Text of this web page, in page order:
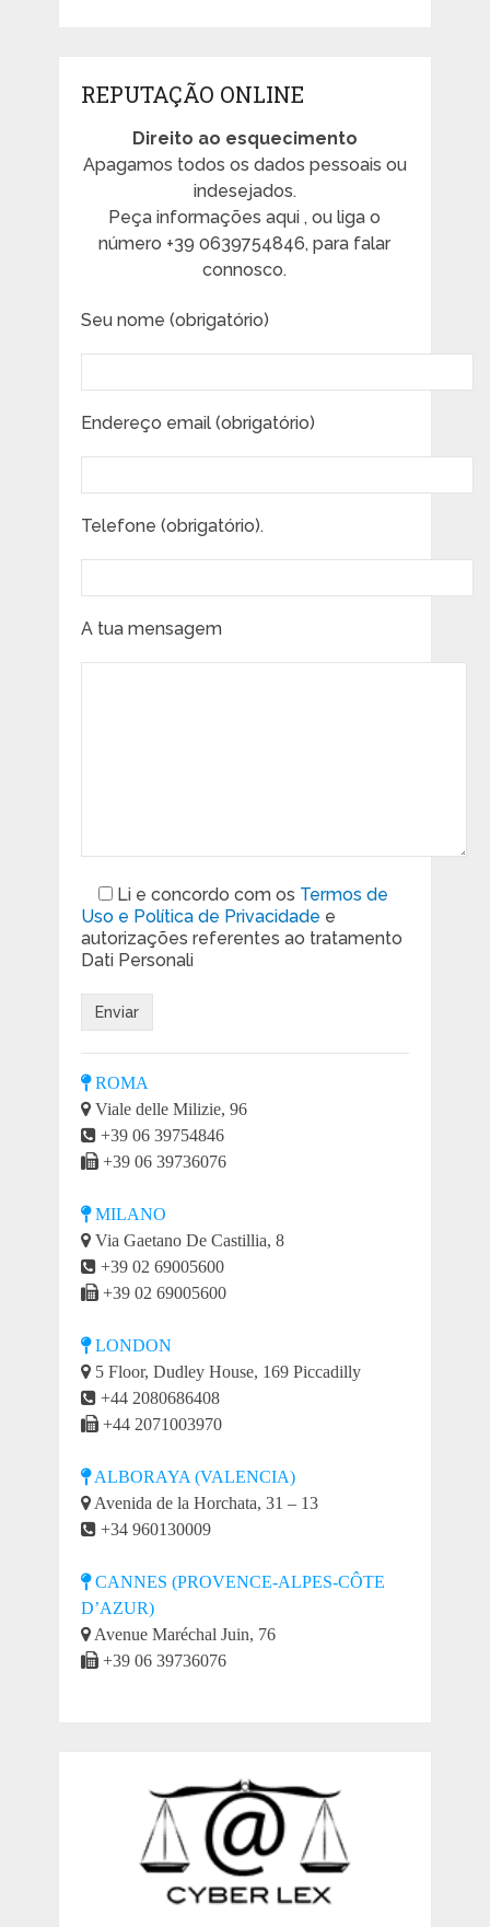
REPUTAÇÃO ONLINE
Direito ao esquecimento
Apagamos todos os dados pessoais ou
indesejados.
Peça informações aqui , ou liga o
número +39 0639754846, para falar
connosco.
Seu nome (obrigatório)
Endereço email (obrigatório)
Telefone (obrigatório).
A tua mensagem
Li e concordo com os Termos de
Uso e Política de Privacidade e
autorizações referentes ao tratamento
Dati Personali
ROMA
Viale delle Milizie, 96
+39 06 39754846
+39 06 39736076
MILANO
Via Gaetano De Castillia, 8
+39 02 69005600
+39 02 69005600
LONDON
5 Floor, Dudley House, 169 Piccadilly
+44 2080686408
+44 2071003970
ALBORAYA (VALENCIA)
Avenida de la Horchata, 31 – 13
+34 960130009
CANNES (PROVENCE-ALPES-CÔTE
D’AZUR)
Avenue Maréchal Juin, 76
+39 06 39736076